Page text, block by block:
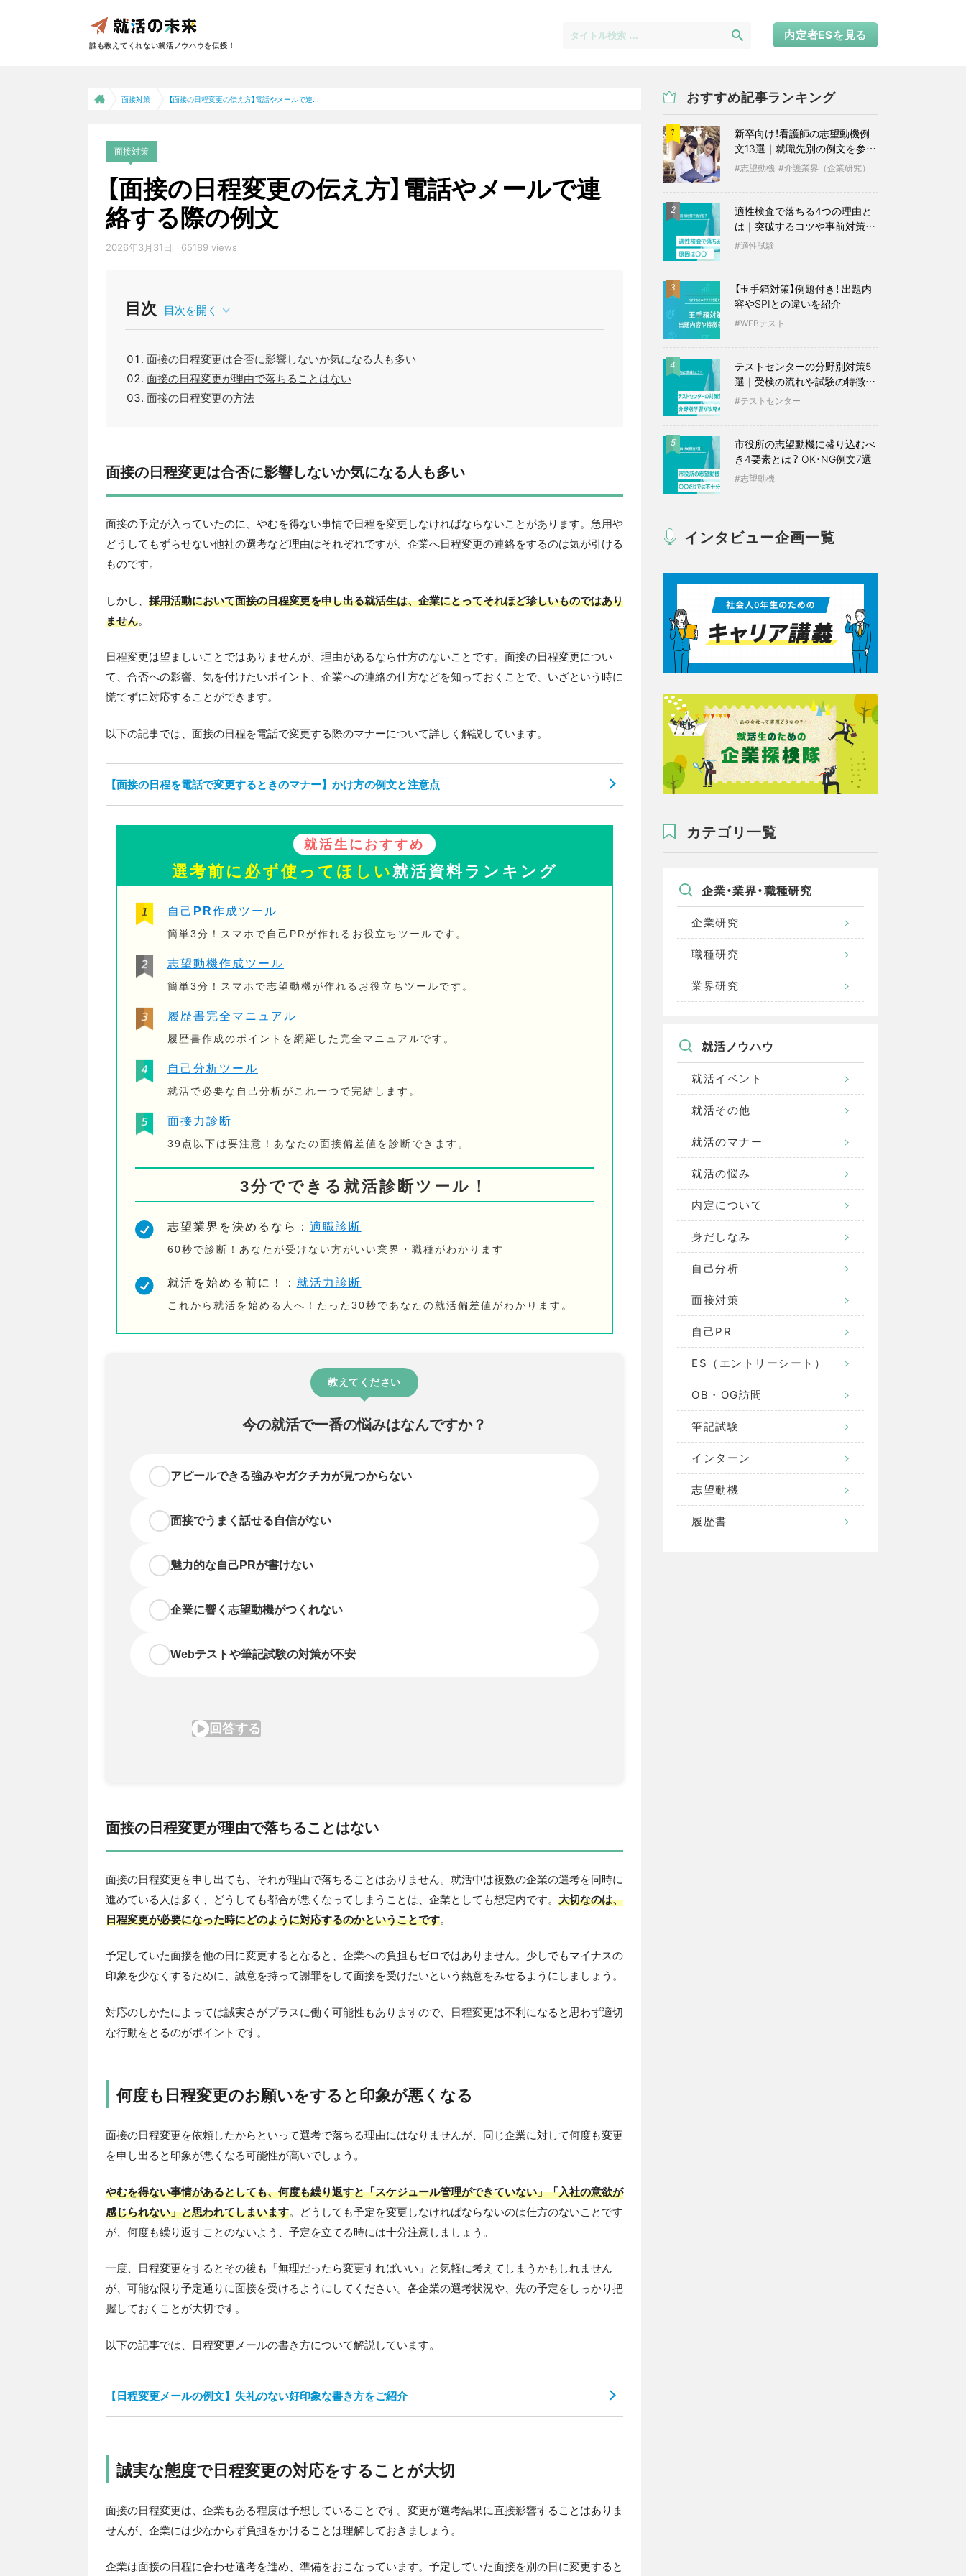
誰も教えてくれない就活ノウハウを伝授！
内定者ESを見る
面接対策 【面接の日程変更の伝え方】電話やメールで連...
面接対策
【面接の日程変更の伝え方】電話やメールで連
絡する際の例文
2026年3月31日 65189 views
目次 目次を開く
面接の日程変更は合否に影響しないか気になる人も多い
面接の日程変更が理由で落ちることはない
面接の日程変更の方法
面接の日程変更は合否に影響しないか気になる人も多い
面接の予定が入っていたのに、やむを得ない事情で日程を変更しなければならないことがあります。急用や
どうしてもずらせない他社の選考など理由はそれぞれですが、企業へ日程変更の連絡をするのは気が引ける
ものです。
しかし、 採用活動において面接の日程変更を申し出る就活生は、企業にとってそれほど珍しいものではあり
ません。
日程変更は望ましいことではありませんが、理由があるなら仕方のないことです。面接の日程変更につい
て、合否への影響、気を付けたいポイント、企業への連絡の仕方などを知っておくことで、いざという時に
慌てずに対応することができます。
以下の記事では、面接の日程を電話で変更する際のマナーについて詳しく解説しています。
【面接の日程を電話で変更するときのマナー】かけ方の例文と注意点
就活生におすすめ
選考前に必ず使ってほしい就活資料ランキング
自己PR作成ツール
簡単3分！スマホで自己PRが作れるお役立ちツールです。
志望動機作成ツール
簡単3分！スマホで志望動機が作れるお役立ちツールです。
履歴書完全マニュアル
履歴書作成のポイントを網羅した完全マニュアルです。
自己分析ツール
就活で必要な自己分析がこれ一つで完結します。
面接力診断
39点以下は要注意！あなたの面接偏差値を診断できます。
3分でできる就活診断ツール！
志望業界を決めるなら： 適職診断
60秒で診断！あなたが受けない方がいい業界・職種がわかります
就活を始める前に！： 就活力診断
これから就活を始める人へ！たった30秒であなたの就活偏差値がわかります。
面接の日程変更が理由で落ちることはない
面接の日程変更を申し出ても、それが理由で落ちることはありません。就活中は複数の企業の選考を同時に
進めている人は多く、どうしても都合が悪くなってしまうことは、企業としても想定内です。 大切なのは、
日程変更が必要になった時にどのように対応するのかということです。
予定していた面接を他の日に変更するとなると、企業への負担もゼロではありません。少しでもマイナスの
印象を少なくするために、誠意を持って謝罪をして面接を受けたいという熱意をみせるようにしましょう。
対応のしかたによっては誠実さがプラスに働く可能性もありますので、日程変更は不利になると思わず適切
な行動をとるのがポイントです。
何度も日程変更のお願いをすると印象が悪くなる
面接の日程変更を依頼したからといって選考で落ちる理由にはなりませんが、同じ企業に対して何度も変更
を申し出ると印象が悪くなる可能性が高いでしょう。
やむを得ない事情があるとしても、何度も繰り返すと「スケジュール管理ができていない」「入社の意欲が
感じられない」と思われてしまいます。どうしても予定を変更しなければならないのは仕方のないことです
が、何度も繰り返すことのないよう、予定を立てる時には十分注意しましょう。
一度、日程変更をするとその後も「無理だったら変更すればいい」と気軽に考えてしまうかもしれません
が、可能な限り予定通りに面接を受けるようにしてください。各企業の選考状況や、先の予定をしっかり把
握しておくことが大切です。
以下の記事では、日程変更メールの書き方について解説しています。
【日程変更メールの例文】失礼のない好印象な書き方をご紹介
誠実な態度で日程変更の対応をすることが大切
面接の日程変更は、企業もある程度は予想していることです。変更が選考結果に直接影響することはありま
せんが、企業には少なからず負担をかけることは理解しておきましょう。
企業は面接の日程に合わせ選考を進め、準備をおこなっています。予定していた面接を別の日に変更すると
おすすめ記事ランキング
1
新卒向け！看護師の志望動機例
文13選｜就職先別の例文を参考
に志望動機 介護業界（企業研究）
2
適性検査で落ちる4つの理由と
は｜突破するコツや事前対策も
紹介
適性試験
3
【玉手箱対策】例題付き！ 出題内
容やSPIとの違いを紹介
WEBテスト
4
テストセンターの分野別対策5
選｜受検の流れや試験の特徴も
紹介
テストセンター
5
市役所の志望動機に盛り込むべ
き4要素とは？ OK・NG例文7選
志望動機
インタビュー企画一覧
カテゴリ一覧
企業・業界・職種研究
企業研究
職種研究
業界研究
就活ノウハウ
就活イベント
就活その他
就活のマナー
就活の悩み
内定について
身だしなみ
自己分析
面接対策
自己PR
ES（エントリーシート）
OB・OG訪問
筆記試験
インターン
志望動機
履歴書